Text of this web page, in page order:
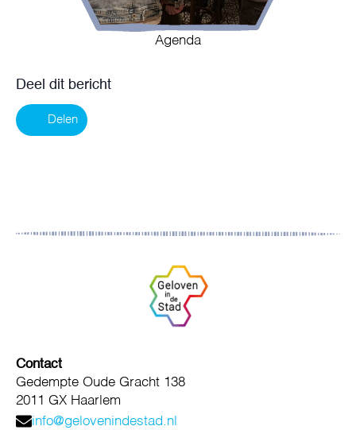
Agenda
Deel dit bericht
Delen
Contact
Gedempte Oude Gracht 138
2011 GX Haarlem
info@gelovenindestad.nl